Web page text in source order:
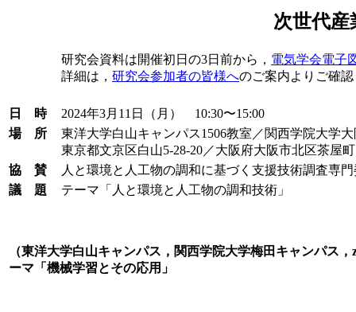
次世代
研究会資料は開催初日の3日前から， 電気学会電子
詳細は， 研究会参加者の皆様へのご案内よりご確
日 時
2024年3月11日（月） 10:30〜15:00
場 所
東洋大学白山キャンパス1506教室／関西学院大学
東京都文京区白山5-28-20／大阪府大阪市北区茶屋
協 賛
人と環境と人工物の調和に基づく支援技術調査専
議 題
テーマ「人と環境と人工物の調和技術」
（東洋大学白山キャンパス，関西学院大学梅田キャンパ
ーマ「機械学習とその応用」